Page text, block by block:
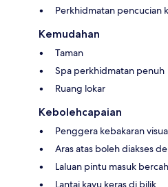
Perkhidmatan pencucian
Kemudahan
Taman
Spa perkhidmatan penuh
Ruang lokar
Kebolehcapaian
Penggera kebakaran
Aras atas boleh diakses
Laluan pintu masuk
Lantai kayu keras di bilik